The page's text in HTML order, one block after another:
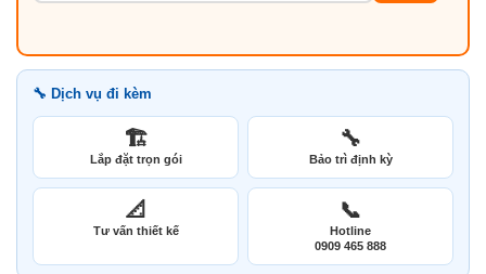
🔧 Dịch vụ đi kèm
🏗️
Lắp đặt trọn gói
🔧
Bảo trì định kỳ
📐
Tư vấn thiết kế
📞
Hotline
0909 465 888